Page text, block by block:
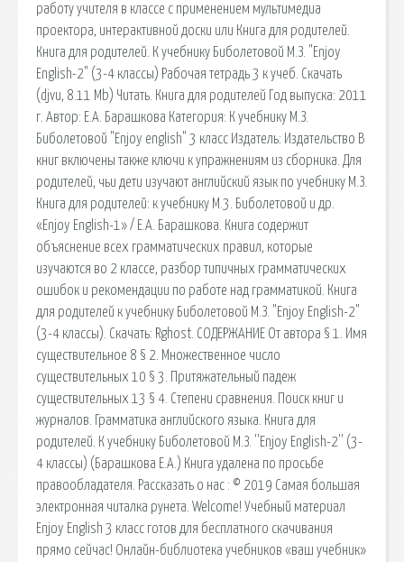
работу учителя в классе с применением мультимедиа
проектора, интерактивной доски или Книга для родителей.
Книга для родителей. К учебнику Биболетовой М.З. "Enjoy
English-2" (3-4 классы) Рабочая тетрадь 3 к учеб. Скачать
(djvu, 8.11 Mb) Читать. Книга для родителей Год выпуска: 2011
г. Автор: Е.А. Барашкова Категория: К учебнику М.З.
Биболетовой "Enjoy english" 3 класс Издатель: Издательство В
книг включены также ключи к упражнениям из сборника. Для
родителей, чьи дети изучают английский язык по учебнику М.З.
Книга для родителей: к учебнику М.3. Биболетовой и др.
«Enjoy English-1» / Е.А. Барашкова. Книга содержит
объяснение всех грамматических правил, которые
изучаются во 2 классе, разбор типичных грамматических
ошибок и рекомендации по работе над грамматикой. Книга
для родителей к учебнику Биболетовой М.З. "Enjoy English-2"
(3-4 классы). Скачать: Rghost. СОДЕРЖАНИЕ От автора § 1. Имя
существительное 8 § 2. Множественное число
существительных 10 § 3. Притяжательный падеж
существительных 13 § 4. Степени сравнения. Поиск книг и
журналов. Грамматика английского языка. Книга для
родителей. К учебнику Биболетовой М.З. ''Enjoy English-2'' (3-
4 классы) (Барашкова Е.А.) Книга удалена по просьбе
правообладателя. Рассказать о нас : © 2019 Самая большая
электронная читалка рунета. Welcome! Учебный материал
Enjoy English 3 класс готов для бесплатного скачивания
прямо сейчас! Онлайн-библиотека учебников «ваш учебник»